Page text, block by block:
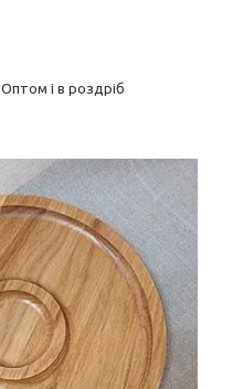
Оптом і в роздріб